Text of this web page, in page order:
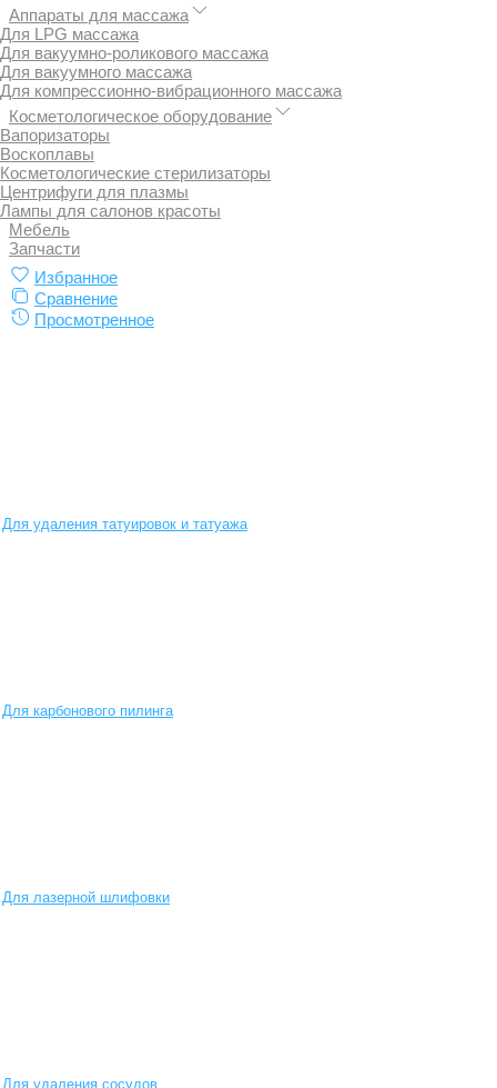
Аппараты для массажа
Для LPG массажа
Для вакуумно-роликового массажа
Для вакуумного массажа
Для компрессионно-вибрационного массажа
Косметологическое оборудование
Вапоризаторы
Воскоплавы
Косметологические стерилизаторы
Центрифуги для плазмы
Лампы для салонов красоты
Мебель
Запчасти
Избранное
Сравнение
Просмотренное
Для удаления татуировок и татуажа
Для карбонового пилинга
Для лазерной шлифовки
Для удаления сосудов